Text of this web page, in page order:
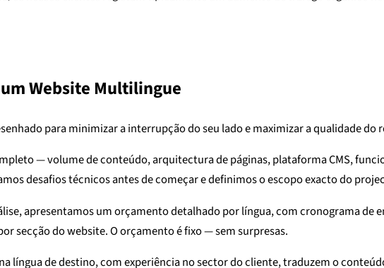
Website Multilingue
para minimizar a interrupção do seu lado e maximizar a qualidade
— volume de conteúdo, arquitectura de páginas, plataforma CMS,
desafios técnicos antes de começar e definimos o escopo exacto do
apresentamos um orçamento detalhado por língua, com cronograma de
secção do website. O orçamento é fixo — sem surpresas.
língua de destino, com experiência no sector do cliente, traduzem o